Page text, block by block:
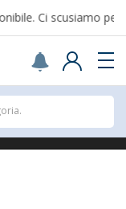
per
Ci scusiamo per il